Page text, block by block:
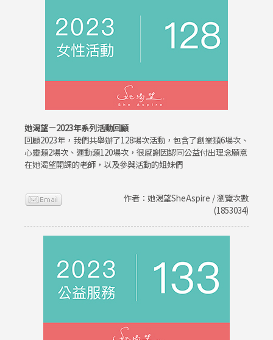
她渴望－2023年系列活動回顧
回顧2023年，我們共舉辦了128場次活動，包含了創業類6場次、
心靈類2場次、運動類120場次，很感謝因認同公益付出理念願意
在她渴望開課的老師，以及參與活動的姐妹們
作者：她渴望SheAspire / 瀏覽次數
(1853034)